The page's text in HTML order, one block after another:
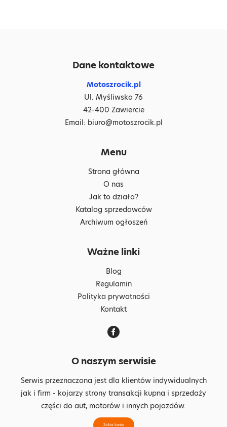
Dane kontaktowe
Motoszrocik.pl
Ul. Myśliwska 76
42-400 Zawiercie
Email: biuro@motoszrocik.pl
Menu
Strona główna
O nas
Jak to działa?
Katalog sprzedawców
Archiwum ogłoszeń
Ważne linki
Blog
Regulamin
Polityka prywatności
Kontakt
O naszym serwisie
Serwis przeznaczona jest dla klientów indywidualnych
jak i firm - kojarzy strony transakcji kupna i sprzedaży
części do aut, motorów i innych pojazdów.
Załóż konto